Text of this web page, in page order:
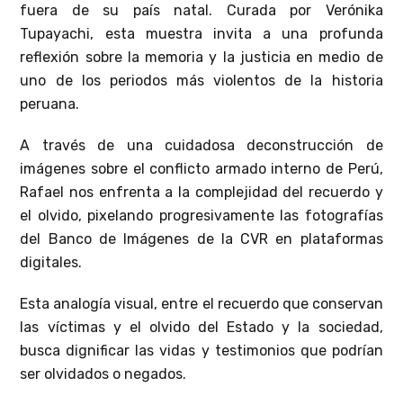
fuera de su país natal. Curada por Verónika
Tupayachi, esta muestra invita a una profunda
reflexión sobre la memoria y la justicia en medio de
uno de los periodos más violentos de la historia
peruana.
A través de una cuidadosa deconstrucción de
imágenes sobre el conflicto armado interno de Perú,
Rafael nos enfrenta a la complejidad del recuerdo y
el olvido, pixelando progresivamente las fotografías
del Banco de Imágenes de la CVR en plataformas
digitales.
Esta analogía visual, entre el recuerdo que conservan
las víctimas y el olvido del Estado y la sociedad,
busca dignificar las vidas y testimonios que podrían
ser olvidados o negados.